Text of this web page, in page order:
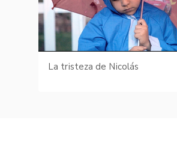
La tristeza de Nicolás